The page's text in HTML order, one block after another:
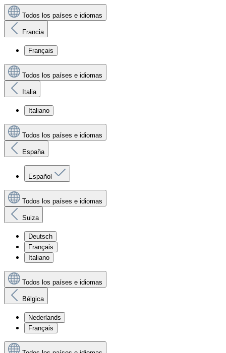
Todos los países e idiomas
Francia
Français
Todos los países e idiomas
Italia
Italiano
Todos los países e idiomas
España
Español
Todos los países e idiomas
Suiza
Deutsch
Français
Italiano
Todos los países e idiomas
Bélgica
Nederlands
Français